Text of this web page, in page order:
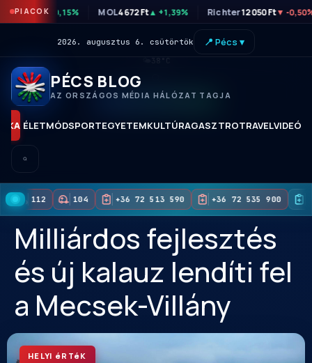
PIACOK
46 820 Ft▲ +0,15% MOL4 672 Ft▲ +1,39% Richter12 050 Ft▼ -
2026. augusztus 6. csütörtök 📍 Pécs ▾
KORAI HOZZÁFÉRÉS
PÉCS BLOG
AZ ORSZÁGOS MÉDIA HÁLÓZAT TAGJA
ÉLETMÓDSPORTEGYETEMKULTÚRAGASZTROTRAVELVIDEÓK
112 104 +36 72 513 590 +36 72 535 900
Milliárdos fejlesztés
és új kalauz lendíti fel
a Mecsek-Villány
HELYI éRTéK